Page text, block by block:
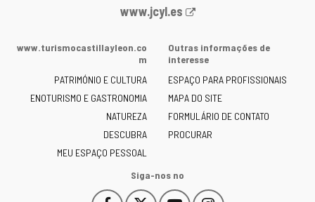
Portal
Junta
Castilla
y
León
-
www.jcyl.es
www.turismocastillayleon.co
m
PATRIMÓNIO E CULTURA
ENOTURISMO E GASTRONOMIA
NATUREZA
DESCUBRA
MEU ESPAÇO PESSOAL
Outras informações de
interesse
ESPAÇO PARA PROFISSIONAIS
MAPA DO SITE
FORMULÁRIO DE CONTATO
PROCURAR
Siga-nos no